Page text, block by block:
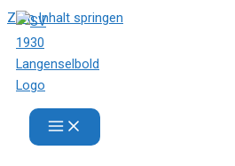
Zum Inhalt springen
SV 1930 Langenselbold e.V.